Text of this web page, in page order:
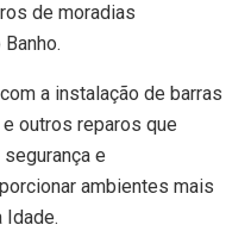
de moradias
a instalação de barras
outros reparos que
e
ambientes mais
Idade.